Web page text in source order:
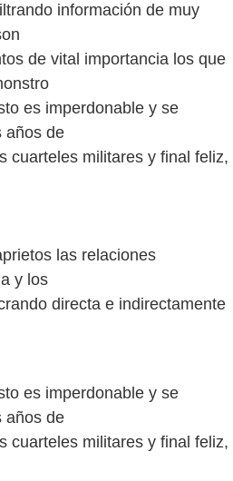
información de muy
de vital importancia los que
es imperdonable y se
años de
cuarteles militares y final feliz,
las relaciones
y los
directa e indirectamente
es imperdonable y se
años de
cuarteles militares y final feliz,